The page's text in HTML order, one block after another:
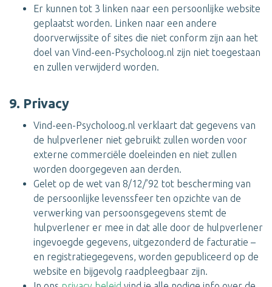
Er kunnen tot 3 linken naar een persoonlijke website
geplaatst worden. Linken naar een andere
doorverwijssite of sites die niet conform zijn aan het
doel van Vind-een-Psycholoog.nl zijn niet toegestaan
en zullen verwijderd worden.
9. Privacy
Vind-een-Psycholoog.nl verklaart dat gegevens van
de hulpverlener niet gebruikt zullen worden voor
externe commerciële doeleinden en niet zullen
worden doorgegeven aan derden.
Gelet op de wet van 8/12/’92 tot bescherming van
de persoonlijke levenssfeer ten opzichte van de
verwerking van persoonsgegevens stemt de
hulpverlener er mee in dat alle door de hulpverlener
ingevoegde gegevens, uitgezonderd de facturatie –
en registratiegegevens, worden gepubliceerd op de
website en bijgevolg raadpleegbaar zijn.